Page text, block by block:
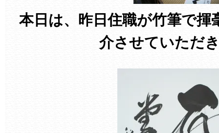
本日は、昨日住職が竹筆で揮
介させていただ